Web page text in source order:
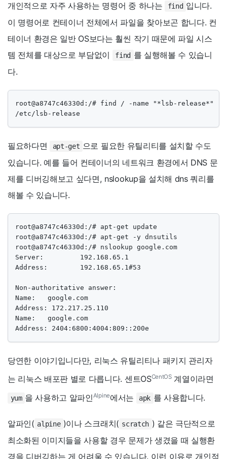
개인적으로 자주 사용하는 명령어 중 하나는 find 입니다.
이 명령어로 컨테이너 전체에서 파일을 찾아보곤 합니다. 컨
테이너 환경은 일반 OS보다는 훨씬 작기 때문에 파일 시스
템 전체를 대상으로 부담없이
find 를 실행해볼 수 있습니
다.
root@a8747c46330d:/# find / -name "*lsb-release*"
/etc/lsb-release
필요하다면 apt-get 으로 필요한 유틸리티를 설치할 수도
있습니다. 예를 들어 컨테이너의 네트워크 환경에서 DNS 문
제를 디버깅해보고 싶다면, nslookup을 설치해 dns 쿼리를
해볼 수 있습니다.
root@a8747c46330d:/# apt-get update
root@a8747c46330d:/# apt-get -y dnsutils
root@a8747c46330d:/# nslookup google.com
Server:         192.168.65.1
Address:        192.168.65.1#53
Non-authoritative answer:
Name:   google.com
Address: 172.217.25.110
Name:   google.com
Address: 2404:6800:4004:809::200e
당연한 이야기입니다만, 리눅스 유틸리티나 패키지 관리자
는 리눅스 배포판 별로 다릅니다. 센트OSCentOS계열이라면
yum 을 사용하고 알파인 Alpine에서는 apk 를 사용합니다.
알파인( alpine )이나 스크래치( scratch ) 같은 극단적으로
최소화된 이미지들을 사용할 경우 문제가 생겼을 때 실행환
경을 디버깅하는 게 어려울 수 있습니다. 이런 이유로 개인적